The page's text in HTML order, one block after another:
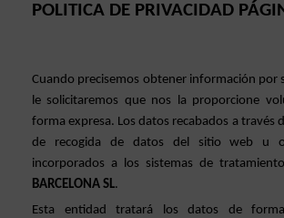
POLITICA DE PRIVACIDAD
Cuando precisemos obtener información por
le solicitaremos que nos la proporcione
forma expresa. Los datos recabados a través
de recogida de datos del sitio web u
incorporados a los sistemas de
BARCELONA SL.
Esta entidad tratará los datos de